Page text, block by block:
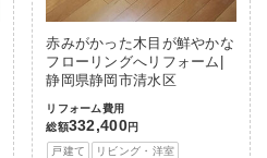
赤みがかった木目が鮮やかな
フローリングへリフォーム|
静岡県静岡市清水区
リフォーム費用
総額332,400円
戸建て
リビング・洋室